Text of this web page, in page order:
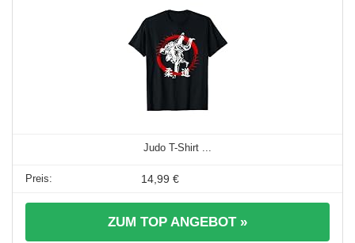
Judo T-Shirt ...
14,99 €
ZUM TOP ANGEBOT »